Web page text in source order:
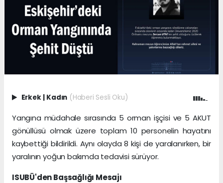
Erkek | Kadın (Haberi Sesli Oku)
Yangına müdahale sırasında 5 orman işçisi ve 5 AKUT
gönüllüsü olmak üzere toplam 10 personelin hayatını
kaybettiği bildirildi. Aynı olayda 8 kişi de yaralanırken, bir
yaralının yoğun bakımda tedavisi sürüyor.
ISUBÜ'den Başsağlığı Mesajı